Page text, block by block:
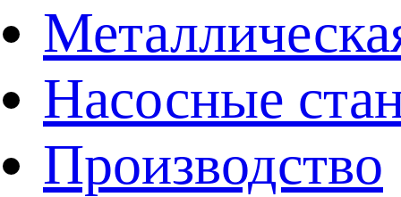
Насосные
Производство